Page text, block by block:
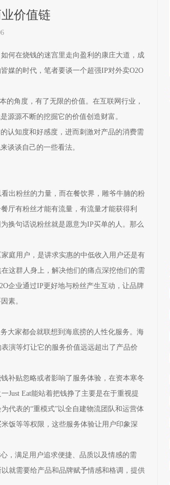
价值链
何在烧钱的迷宫里走向盈利的康庄大道，成
媒的时代，笔者要谈一个超强IP对外卖O2O
角度，有了无限的价值。在互联网行业，
源源不断的挖掘它的价值创造财富。
认知度和好感度，进而刺激对产品的消费需
谈谈自己的一些看法。
出粉丝的力量，而在餐饮界，雕爷牛腩的粉
厅有粉丝才能有流量，有流量才能获得利
换句话说粉丝就是愿意为IP买单的人。那么
庭用户，是讲求实惠的中低收入用户还是有
这群人身上，解决他们的痛点深挖他们的需
企业通过IP更好地与粉丝产生互动，让品牌
素。
大家都会就联想到海底捞的人性化服务。海
演等灯让它的服务价值远远超出了产品价
补贴忽略或者影响了服务体验，在资本寒冬
Just Eat能站着把钱挣了主要是在于重视提
代表的“重模式”以全自建物流团队和运营体
饭等等权限，这些服务体验让用户印象深
，满足用户追求便捷、品质以及情感的需
就需要给产品和品牌赋予情感和格调，提供